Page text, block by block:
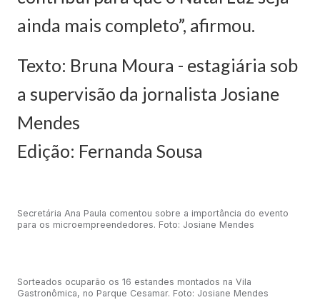
ainda mais completo”, afirmou.
Texto: Bruna Moura - estagiária sob
a supervisão da jornalista Josiane
Mendes
Edição: Fernanda Sousa
Secretária Ana Paula comentou sobre a importância do evento
para os microempreendedores. Foto: Josiane Mendes
Sorteados ocuparão os 16 estandes montados na Vila
Gastronômica, no Parque Cesamar. Foto: Josiane Mendes